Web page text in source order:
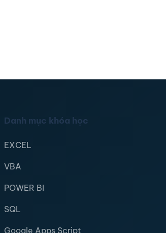
Danh mục khóa học
EXCEL
VBA
POWER BI
SQL
Google Apps Script